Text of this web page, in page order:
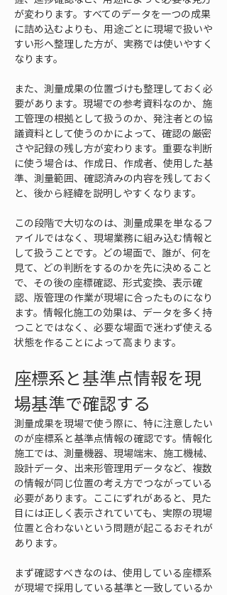
が変わります。すべてのデータを一つの成果
に詰め込むよりも、用途ごとに現場で扱いや
すい形へ整理した方が、実務では使いやすく
なります。
また、測量成果の位置づけも整理しておく必
要があります。現場での参考資料なのか、施
工管理の根拠として扱うのか、発注者との協
議資料として使うのかによって、確認の厳密
さや記録の残し方が変わります。重要な判断
に使う場合は、作成日、作成者、使用した基
準、測量範囲、確認済みの内容を残しておく
と、後から経緯を説明しやすくなります。
この段階で大切なのは、測量成果を単なるフ
ァイルではなく、現場業務に組み込む情報と
して扱うことです。どの場面で、誰が、何を
見て、どの判断をするのかを先に決めること
で、その後の座標確認、形式変換、表示確
認、版管理の作業が現場に合ったものになり
ます。情報化施工の効果は、データを多く持
つことではなく、必要な場面で迷わず使える
状態を作ることによって高まります。
座標系と基準点情報を現
場基準で確認する
測量成果を現場で使う際に、特に注意したい
のが座標系と基準点情報の確認です。情報化
施工では、測量機器、現場端末、施工機械、
設計データ、出来形管理用データなど、複数
の情報が同じ位置の考え方でつながっている
必要があります。ここにずれがあると、見た
目には正しく表示されていても、実際の現場
位置と合わないという問題が起こるおそれが
あります。
まず確認すべきなのは、使用している座標系
が現場で採用している基準と一致しているか